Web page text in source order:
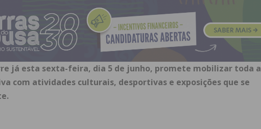
já esta sexta-feira, dia 5 de junho, promete mobilizar toda a
com atividades culturais, desportivas e exposições que se